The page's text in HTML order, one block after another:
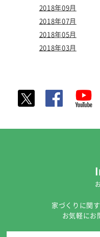
2018年09月
2018年07月
2018年05月
2018年03月
家づくりに関
お気軽にお